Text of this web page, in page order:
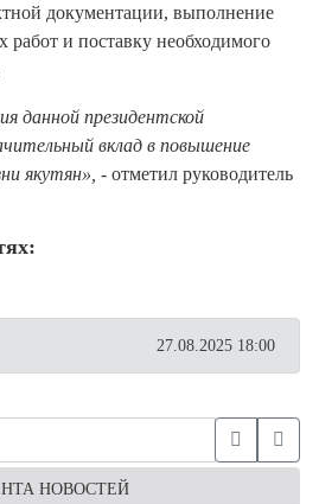
документации, выполнение
работ и поставку необходимого
данной президентской
вклад в повышение
якутян», - отметил руководитель
27.08.2025 18:00
НОВОСТЕЙ